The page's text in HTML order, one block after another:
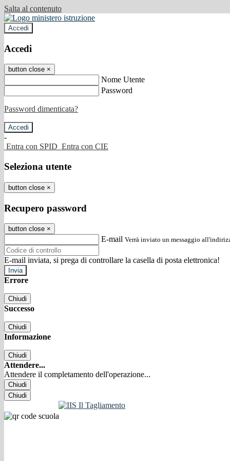
Salta al contenuto
Accedi
Accedi
button close ×
Nome Utente
Password
Password dimenticata?
-
Entra con SPID Entra con CIE
Seleziona utente
button close ×
Recupero password
button close ×
E-mail Verrà inviato un messaggio
E-mail inviata, si prega di controllare la casella di posta elettronica!
Errore
Chiudi
Successo
Chiudi
Informazione
Chiudi
Attendere...
Attendere il completamento dell'operazione...
Chiudi
Chiudi